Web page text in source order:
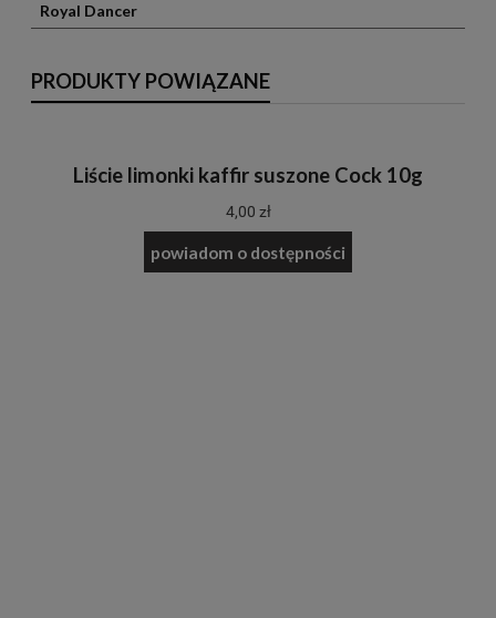
Royal Dancer
PRODUKTY POWIĄZANE
Liście limonki kaffir suszone Cock 10g
4,00 zł
powiadom o dostępności